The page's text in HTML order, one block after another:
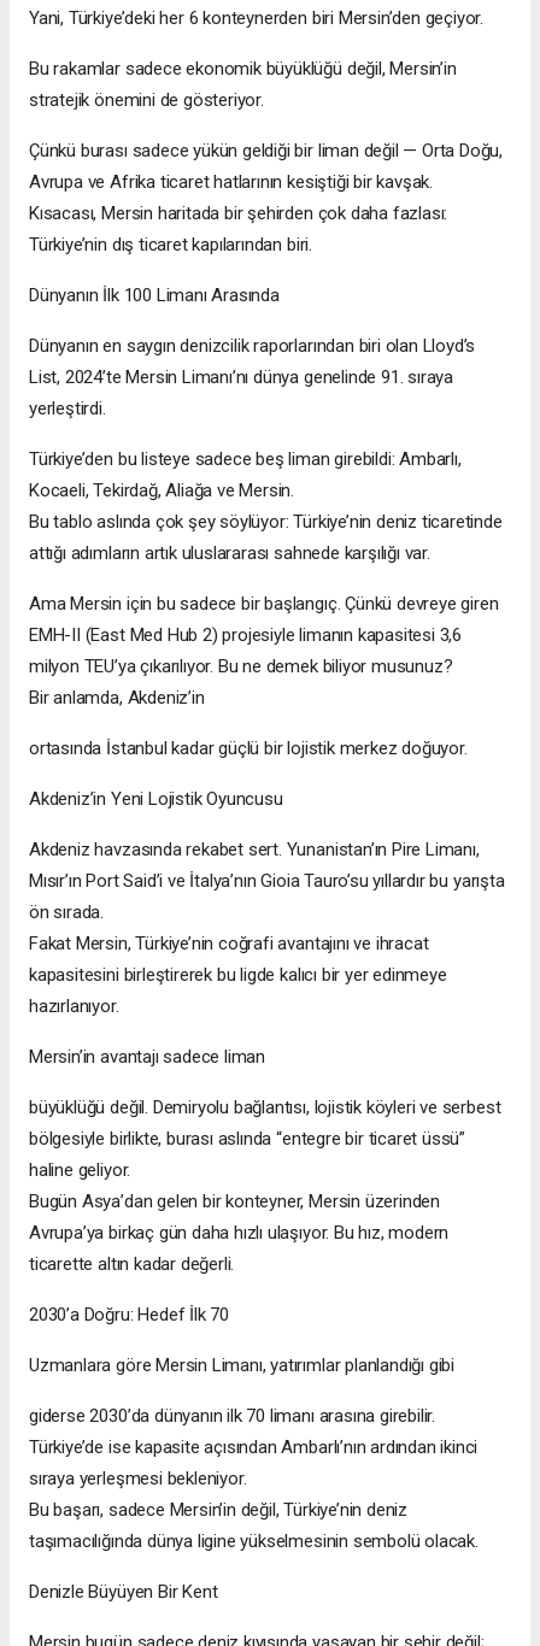
Yani, Türkiye’deki her 6 konteynerden biri Mersin’den geçiyor.
Bu rakamlar sadece ekonomik büyüklüğü değil, Mersin’in
stratejik önemini de gösteriyor.
Çünkü burası sadece yükün geldiği bir liman değil — Orta Doğu,
Avrupa ve Afrika ticaret hatlarının kesiştiği bir kavşak.
Kısacası, Mersin haritada bir şehirden çok daha fazlası:
Türkiye’nin dış ticaret kapılarından biri.
Dünyanın İlk 100 Limanı Arasında
Dünyanın en saygın denizcilik raporlarından biri olan Lloyd’s
List, 2024’te Mersin Limanı’nı dünya genelinde 91. sıraya
yerleştirdi.
Türkiye’den bu listeye sadece beş liman girebildi: Ambarlı,
Kocaeli, Tekirdağ, Aliağa ve Mersin.
Bu tablo aslında çok şey söylüyor: Türkiye’nin deniz ticaretinde
attığı adımların artık uluslararası sahnede karşılığı var.
Ama Mersin için bu sadece bir başlangıç. Çünkü devreye giren
EMH-II (East Med Hub 2) projesiyle limanın kapasitesi 3,6
milyon TEU’ya çıkarılıyor. Bu ne demek biliyor musunuz?
Bir anlamda, Akdeniz’in
ortasında İstanbul kadar güçlü bir lojistik merkez doğuyor.
Akdeniz’in Yeni Lojistik Oyuncusu
Akdeniz havzasında rekabet sert. Yunanistan’ın Pire Limanı,
Mısır’ın Port Said’i ve İtalya’nın Gioia Tauro’su yıllardır bu yarışta
ön sırada.
Fakat Mersin, Türkiye’nin coğrafi avantajını ve ihracat
kapasitesini birleştirerek bu ligde kalıcı bir yer edinmeye
hazırlanıyor.
Mersin’in avantajı sadece liman
büyüklüğü değil. Demiryolu bağlantısı, lojistik köyleri ve serbest
bölgesiyle birlikte, burası aslında “entegre bir ticaret üssü”
haline geliyor.
Bugün Asya’dan gelen bir konteyner, Mersin üzerinden
Avrupa’ya birkaç gün daha hızlı ulaşıyor. Bu hız, modern
ticarette altın kadar değerli.
2030’a Doğru: Hedef İlk 70
Uzmanlara göre Mersin Limanı, yatırımlar planlandığı gibi
giderse 2030’da dünyanın ilk 70 limanı arasına girebilir.
Türkiye’de ise kapasite açısından Ambarlı’nın ardından ikinci
sıraya yerleşmesi bekleniyor.
Bu başarı, sadece Mersin’in değil, Türkiye’nin deniz
taşımacılığında dünya ligine yükselmesinin sembolü olacak.
Denizle Büyüyen Bir Kent